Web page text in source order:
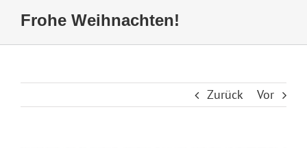
Frohe Weihnachten!
Zurück Vor